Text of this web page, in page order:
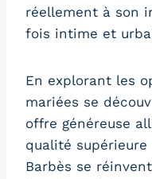
réellement à son
fois intime et
En explorant les
mariées se
offre généreuse
qualité
Barbès se